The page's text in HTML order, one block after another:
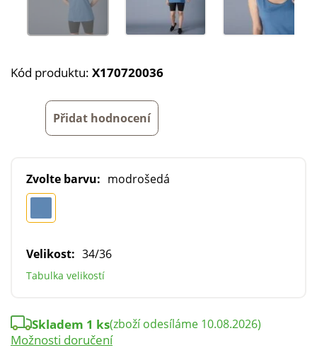
Kód produktu: X170720036
Přidat hodnocení
Zvolte barvu: modrošedá
Velikost: 34/36
Tabulka velikostí
Skladem 1 ks(zboží odesíláme 10.08.2026)
Možnosti doručení